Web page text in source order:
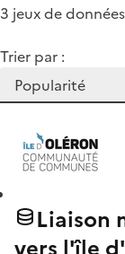
3 jeux de données
Trier par :
Liaison